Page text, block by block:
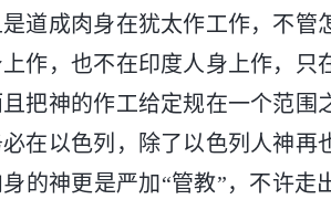
道成肉身在犹太作工作，不
作，也不在印度人身上作，只
把神的作工给定规在一个范
在以色列，除了以色列人神
的神更是严加“管教”，不许走